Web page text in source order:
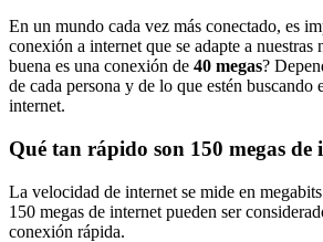
En un mundo cada vez más conectado, es
conexión a internet que se adapte a nuestras
buena es una conexión de 40 megas?
de cada persona y de lo que estén buscando
internet.
Qué tan rápido son 150 megas de
La velocidad de internet se mide en
150 megas de internet pueden ser
conexión rápida.